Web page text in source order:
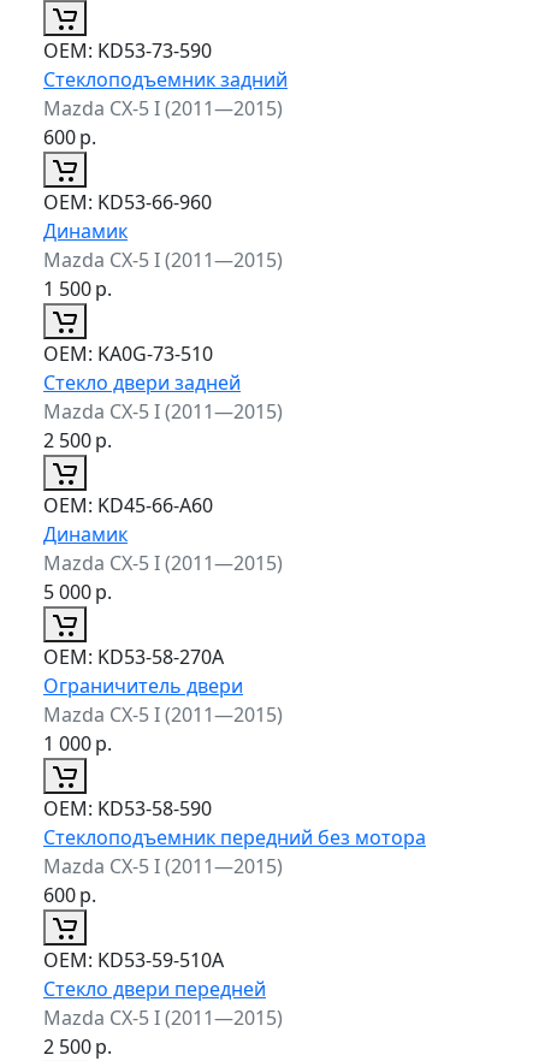
ОЕМ: KD53-73-590
Стеклоподъемник задний
Mazda CX-5 I (2011—2015)
600р.
ОЕМ: KD53-66-960
Динамик
Mazda CX-5 I (2011—2015)
1 500р.
ОЕМ: KA0G-73-510
Стекло двери задней
Mazda CX-5 I (2011—2015)
2 500р.
ОЕМ: KD45-66-A60
Динамик
Mazda CX-5 I (2011—2015)
5 000р.
ОЕМ: KD53-58-270A
Ограничитель двери
Mazda CX-5 I (2011—2015)
1 000р.
ОЕМ: KD53-58-590
Стеклоподъемник передний без мотора
Mazda CX-5 I (2011—2015)
600р.
ОЕМ: KD53-59-510A
Стекло двери передней
Mazda CX-5 I (2011—2015)
2 500р.